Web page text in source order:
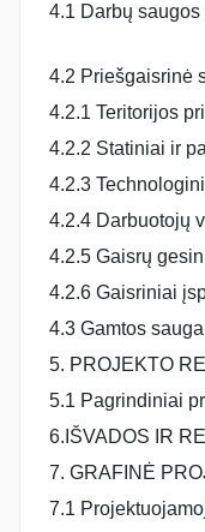
4.1 Darbų
4.2 Priešgaisrinė
4.2.1 Teritorijos
4.2.2 Statiniai ir
4.2.3
4.2.4 Darbuotojų
4.2.5 Gaisrų
4.2.6 Gaisriniai
4.3 Gamtos
5. PROJEKTO
5.1 Pagrindiniai
6.IŠVADOS IR
7. GRAFINĖ
7.1